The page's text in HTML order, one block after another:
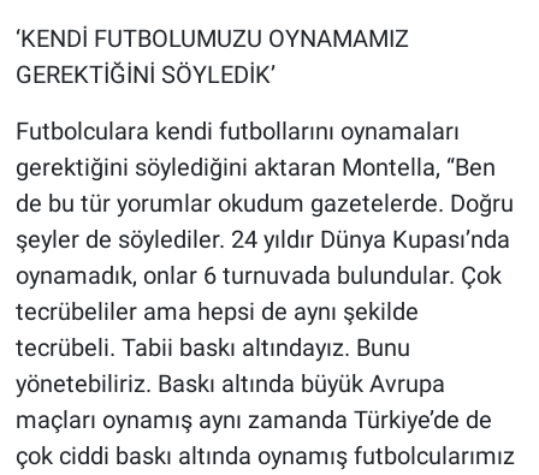
‘KENDİ FUTBOLUMUZU OYNAMAMIZ
GEREKTİĞİNİ SÖYLEDİK’
Futbolculara kendi futbollarını oynamaları
gerektiğini söylediğini aktaran Montella, “Ben
de bu tür yorumlar okudum gazetelerde. Doğru
şeyler de söylediler. 24 yıldır Dünya Kupası’nda
oynamadık, onlar 6 turnuvada bulundular. Çok
tecrübeliler ama hepsi de aynı şekilde
tecrübeli. Tabii baskı altındayız. Bunu
yönetebiliriz. Baskı altında büyük Avrupa
maçları oynamış aynı zamanda Türkiye’de de
çok ciddi baskı altında oynamış futbolcularımız